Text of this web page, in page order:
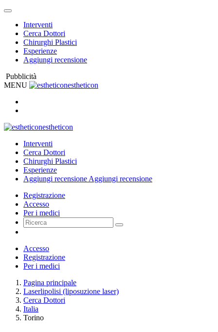
Interventi
Cerca Dottori
Chirurghi Plastici
Esperienze
Aggiungi recensione
Pubblicità
MENU
estheticon
estheticon
Interventi
Cerca Dottori
Chirurghi Plastici
Esperienze
Aggiungi recensione Aggiungi recensione
Registrazione
Accesso
Per i medici
Accesso
Registrazione
Per i medici
Pagina principale
Laserlipolisi (liposuzione laser)
Cerca Dottori
Italia
Torino